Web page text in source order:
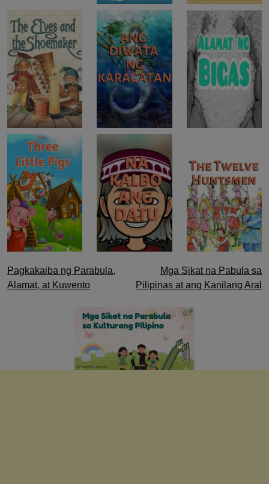
Post
navigation
Pagkakaiba ng Parabula,
Alamat, at Kuwento
Mga Sikat na Pabula sa
Pilipinas at ang Kanilang Aral